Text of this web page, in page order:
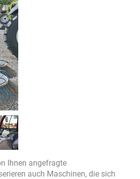
Ihnen angefragte
auch Maschinen, die sich